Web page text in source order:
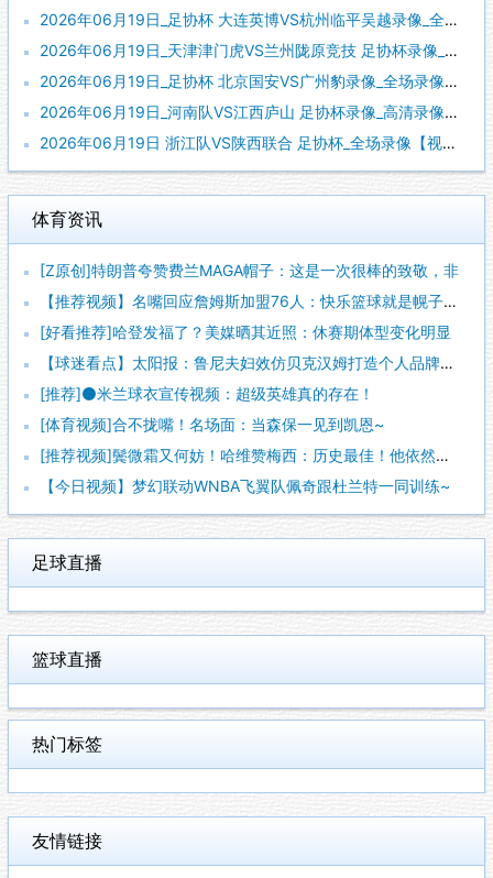
2026年06月19日_足协杯 大连英博VS杭州临平吴越录像_全场录像【高清回放】
2026年06月19日_天津津门虎VS兰州陇原竞技 足协杯录像_全场录像【高清回放】
2026年06月19日_足协杯 北京国安VS广州豹录像_全场录像【视频集锦】
2026年06月19日_河南队VS江西庐山 足协杯录像_高清录像【全场回放】
2026年06月19日 浙江队VS陕西联合 足协杯_全场录像【视频集锦】
体育资讯
[Z原创]特朗普夸赞费兰MAGA帽子：这是一次很棒的致敬，非
【推荐视频】名嘴回应詹姆斯加盟76人：快乐篮球就是幌子，真正
[好看推荐]哈登发福了？美媒晒其近照：休赛期体型变化明显
【球迷看点】太阳报：鲁尼夫妇效仿贝克汉姆打造个人品牌，科琳身
[推荐]⚫米兰球衣宣传视频：超级英雄真的存在！
[体育视频]合不拢嘴！名场面：当森保一见到凯恩~
[推荐视频]鬓微霜又何妨！哈维赞梅西：历史最佳！他依然能在球
【今日视频】梦幻联动WNBA飞翼队佩奇跟杜兰特一同训练~
足球直播
篮球直播
热门标签
友情链接